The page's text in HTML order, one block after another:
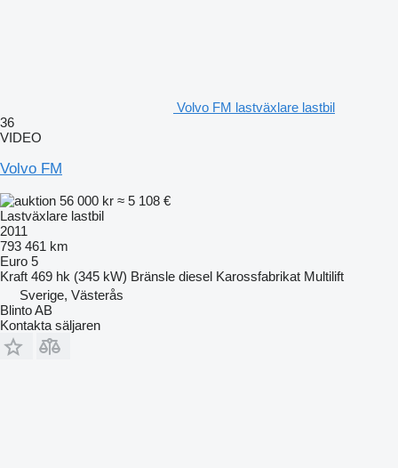
Volvo FM lastväxlare lastbil
36
VIDEO
Volvo FM
56 000 kr ≈ 5 108 €
Lastväxlare lastbil
2011
793 461 km
Euro 5
Kraft 469 hk (345 kW) Bränsle diesel Karossfabrikat Multilift
Sverige, Västerås
Blinto AB
Kontakta säljaren